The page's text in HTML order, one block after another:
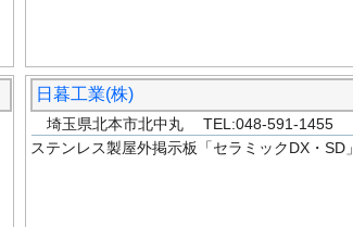
日暮工業(株)
埼玉県北本市北中丸 TEL:048-591-1455
ステンレス製屋外掲示板「セラミックDX・SD」